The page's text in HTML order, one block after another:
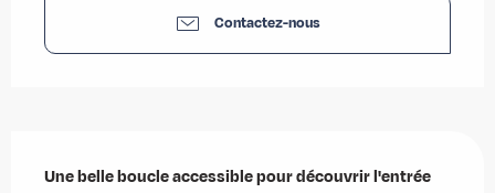
Contactez-nous
Une belle boucle accessible pour découvrir l'entrée